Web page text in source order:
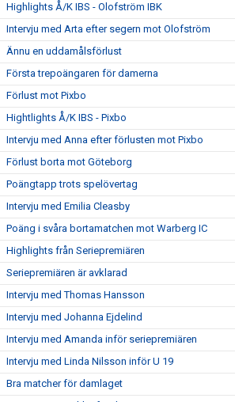
Highlights Å/K IBS - Olofström IBK
Intervju med Arta efter segern mot Olofström
Ännu en uddamålsförlust
Första trepoängaren för damerna
Förlust mot Pixbo
Hightlights Å/K IBS - Pixbo
Intervju med Anna efter förlusten mot Pixbo
Förlust borta mot Göteborg
Poängtapp trots spelövertag
Intervju med Emilia Cleasby
Poäng i svåra bortamatchen mot Warberg IC
Highlights från Seriepremiären
Seriepremiären är avklarad
Intervju med Thomas Hansson
Intervju med Johanna Ejdelind
Intervju med Amanda inför seriepremiären
Intervju med Linda Nilsson inför U 19
Bra matcher för damlaget